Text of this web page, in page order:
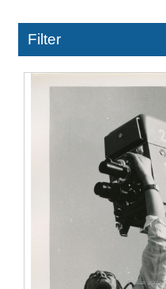
Filter